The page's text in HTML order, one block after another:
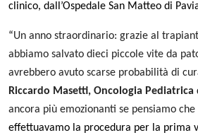
clinico, dall’Ospedale San Matteo di
“Un anno straordinario: grazie al
abbiamo salvato dieci piccole vite da
avrebbero avuto scarse probabilità di
Riccardo Masetti, Oncologia Pediatrica
ancora più emozionanti se pensiamo che
effettuavamo la procedura per la prima